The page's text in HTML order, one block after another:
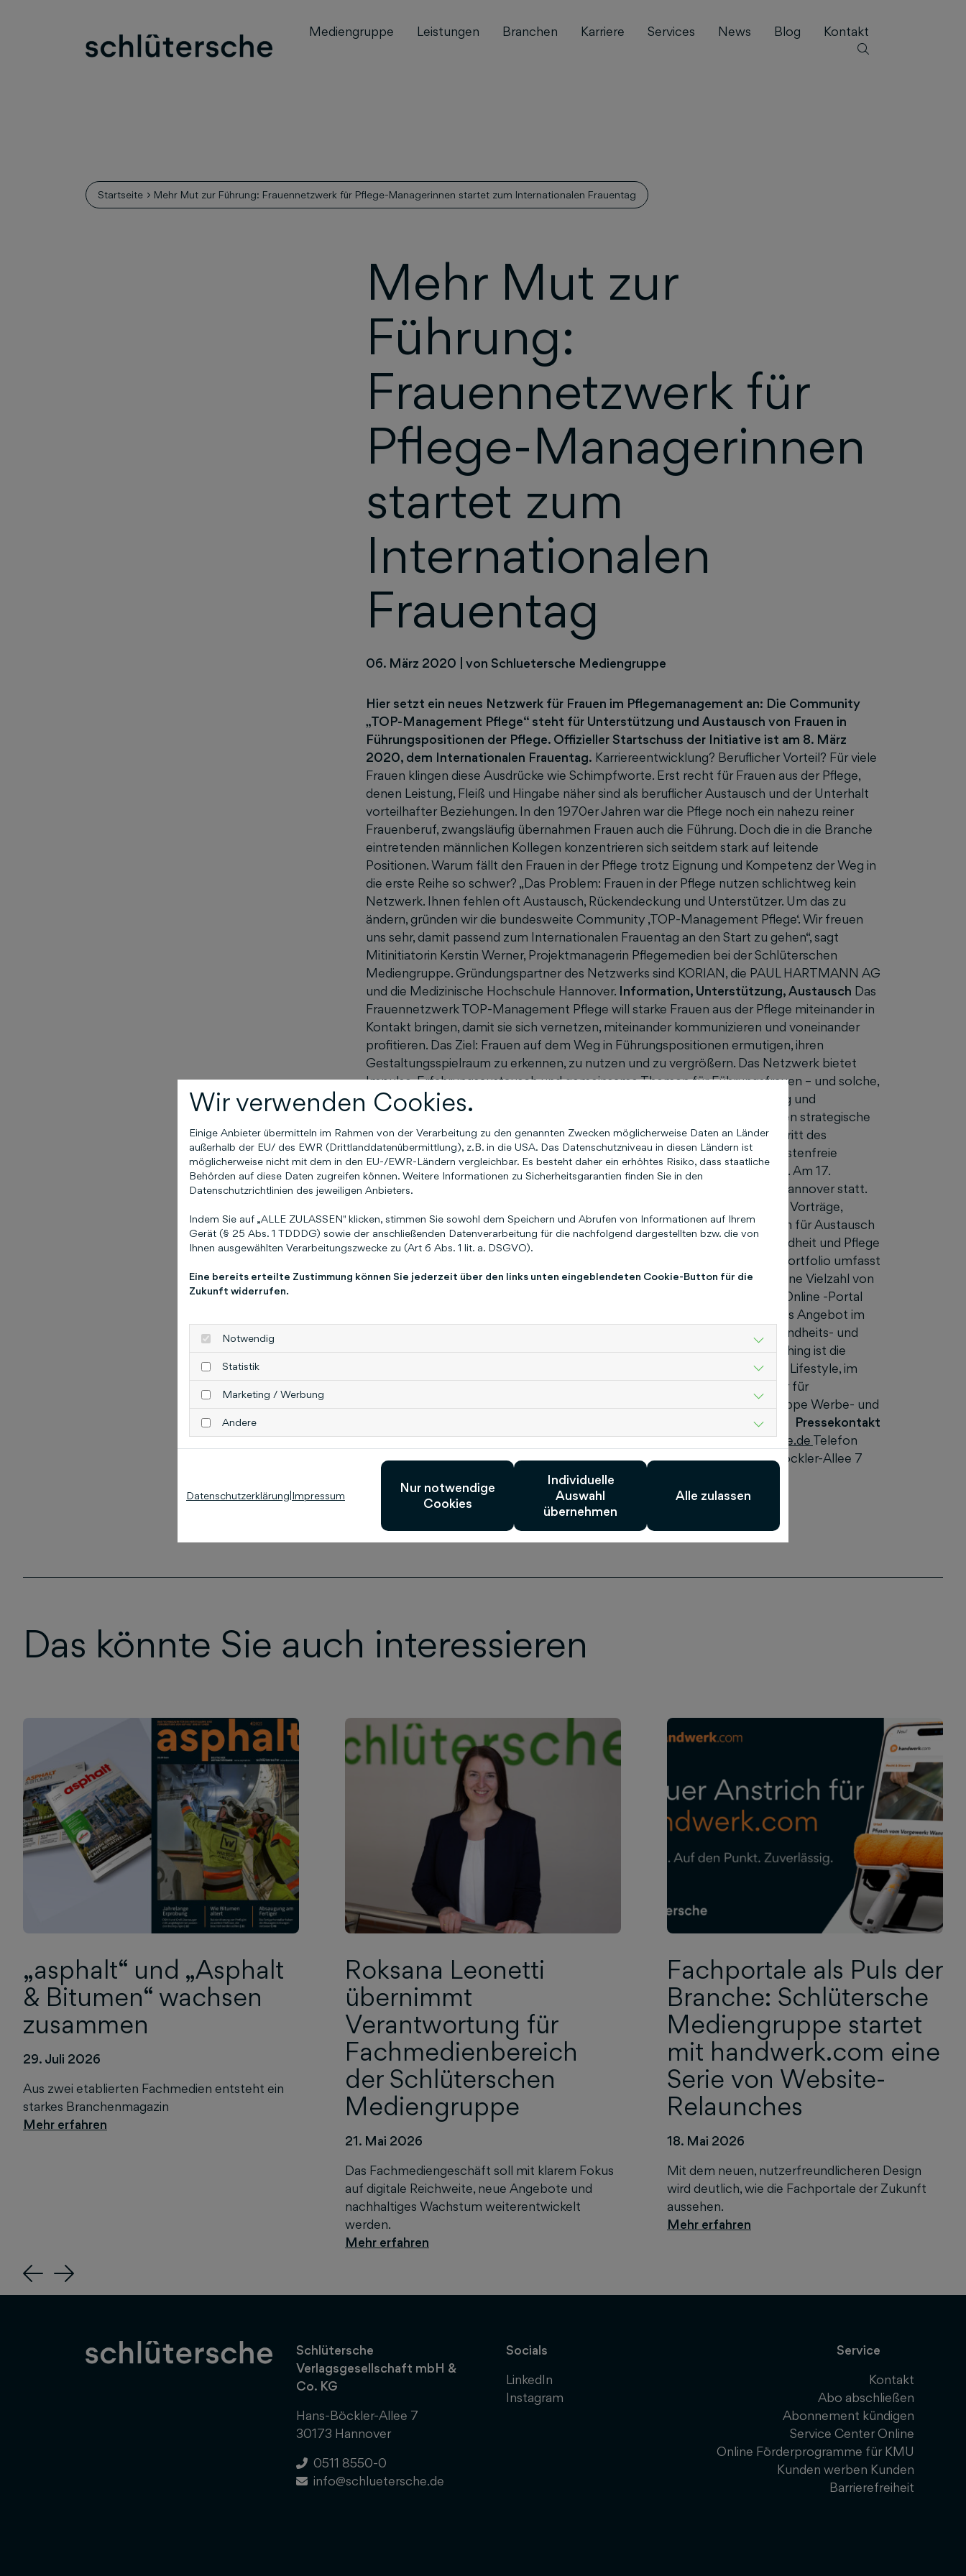
Mediengruppe Leistungen Branchen Karriere Services News Blog Kontakt
Startseite Mehr Mut zur Führung: Frauennetzwerk für Pflege-Managerinnen startet zum Internationalen Frauentag
Mehr Mut zur
Führung:
Frauennetzwerk für
Pflege-Managerinnen
startet zum
Internationalen
Frauentag
06. März 2020 von Schluetersche Mediengruppe
Hier setzt ein neues Netzwerk für Frauen im Pflegemanagement an: Die Community
„TOP-Management Pflege“ steht für Unterstützung und Austausch von Frauen in
Führungspositionen der Pflege. Offizieller Startschuss der Initiative ist am 8. März
2020, dem Internationalen Frauentag. Karriereentwicklung? Beruflicher Vorteil? Für viele
Frauen klingen diese Ausdrücke wie Schimpfworte. Erst recht für Frauen aus der Pflege,
denen Leistung, Fleiß und Hingabe näher sind als beruflicher Austausch und der Unterhalt
vorteilhafter Beziehungen. In den 1970er Jahren war die Pflege noch ein nahezu reiner
Frauenberuf, zwangsläufig übernahmen Frauen auch die Führung. Doch die in die Branche
eintretenden männlichen Kollegen konzentrieren sich seitdem stark auf leitende
Positionen. Warum fällt den Frauen in der Pflege trotz Eignung und Kompetenz der Weg in
die erste Reihe so schwer? „Das Problem: Frauen in der Pflege nutzen schlichtweg kein
Netzwerk. Ihnen fehlen oft Austausch, Rückendeckung und Unterstützer. Um das zu
ändern, gründen wir die bundesweite Community ‚TOP-Management Pflege‘. Wir freuen
uns sehr, damit passend zum Internationalen Frauentag an den Start zu gehen“, sagt
Mitinitiatorin Kerstin Werner, Projektmanagerin Pflegemedien bei der Schlüterschen
Mediengruppe. Gründungspartner des Netzwerks sind KORIAN, die PAUL HARTMANN AG
und die Medizinische Hochschule Hannover. Information, Unterstützung, Austausch Das
Frauennetzwerk TOP-Management Pflege will starke Frauen aus der Pflege miteinander in
Kontakt bringen, damit sie sich vernetzen, miteinander kommunizieren und voneinander
profitieren. Das Ziel: Frauen auf dem Weg in Führungspositionen ermutigen, ihren
Gestaltungsspielraum zu erkennen, zu nutzen und zu vergrößern. Das Netzwerk bietet
Impulse, Erfahrungsaustausch und gemeinsame Themen für Führungsfrauen – und solche,
die es werden wollen. Der Fokus liegt dabei auf Information, Unterstützung und
persönlichem Austausch. Bei Mentorinnen im Netzwerk können sich Frauen strategische
Ratschläge, aber auch emotionale Unterstützung suchen. Der Online-Auftritt des
Netzwerks mit allen wichtigen Informationen und dem Formular für die kostenfreie
Registrierung ist ab sofort zu finden unter https://topfrauen-netzwerk.de/ . Am 17.
September 2020 findet dann die erste eigene Netzwerkveranstaltung in Hannover statt.
Hier erwarten die Top-Frauen aus dem Pflegemanagement unter anderem Vorträge,
Workshops und Diskussionsrunden – und natürlich vielfältige Möglichkeiten für Austausch
und Kontaktpflege vor Ort.Über die Schlütersche
Das Themenfeld Gesundheit und Pflege
gehört zu den Kernkompetenzen der Schlüterschen Mediengruppe: Das Portfolio umfasst
in den Verlagsprogrammen Schlütersche Pflege und Brigitte Kunz Verlag eine Vielzahl von
Pflegemedien für die Praxis mit dem Schwerpunkt auf Fachbüchern, dem Online -Portal
pflegen-online.de und dem Magazin der Pflegekammer Rheinland Pfalz. Das Angebot im
esundheits- und
Pflegewirtschaft) erweitert. Über das Unternehmen Carry-On Trade Publishing ist die
Schlütersche mit LEBENLANG, dem digitalen Magazin für Gesundheit und Lifestyle, im
Bereich Digital Publishing aktiv. Die Schlütersche ist ein Mediendienstleister für
mittelständische Unternehmen. Für ihre Kunden entwickelt die Mediengruppe Werbe- und
Marketingkonzepte – digital, in Print oder crossmedial, alles aus einer Hand. Pressekontakt
Christiane Pitschke Unternehmenskommunikationpitschke@schluetersche.de Telefon
0511 8550-8355 Schlütersche Verlagsgesellschaft mbH & Co. KG Hans-Böckler-Allee 7
www.schluetersche.de
Das könnte Sie auch interessieren
„asphalt“ und „Asphalt
& Bitumen“ wachsen
zusammen
29. Juli 2026
Aus zwei etablierten Fachmedien entsteht ein
starkes Branchenmagazin
Roksana Leonetti
übernimmt
Verantwortung für
Fachmedienbereich
der Schlüterschen
Mediengruppe
21. Mai 2026
Das Fachmediengeschäft soll mit klarem Fokus
auf digitale Reichweite, neue Angebote und
nachhaltiges Wachstum weiterentwickelt
werden.
Fachportale als Puls der
Branche: Schlütersche
Mediengruppe startet
mit handwerk.com eine
Serie von Website-
Relaunches
18. Mai 2026
Mit dem neuen, nutzerfreundlicheren Design
wird deutlich, wie die Fachportale der Zukunft
aussehen.
Previous
Next
Schlütersche
Verlagsgesellschaft mbH &
Co. KG
Hans-Böckler-Allee 7
30173 Hannover
0511 8550-0
info@schluetersche.de
Socials
LinkedIn
Instagram
Service
Kontakt
Abo abschließen
Abonnement kündigen
Service Center Online
Online Förderprogramme für KMU
Kunden werben Kunden
Barrierefreiheit
Wir verwenden Cookies.
Einige Anbieter übermitteln im Rahmen von der Verarbeitung zu den genannten Zwecken möglicherweise Daten an Länder
außerhalb der EU/ des EWR (Drittlanddatenübermittlung), z.B. in die USA. Das Datenschutzniveau in diesen Ländern ist
möglicherweise nicht mit dem in den EU-/EWR-Ländern vergleichbar. Es besteht daher ein erhöhtes Risiko, dass staatliche
Behörden auf diese Daten zugreifen können. Weitere Informationen zu Sicherheitsgarantien finden Sie in den
Datenschutzrichtlinien des jeweiligen Anbieters.
Indem Sie auf „ALLE ZULASSEN" klicken, stimmen Sie sowohl dem Speichern und Abrufen von Informationen auf Ihrem
Gerät (§ 25 Abs. 1 TDDDG) sowie der anschließenden Datenverarbeitung für die nachfolgend dargestellten bzw. die von
Ihnen ausgewählten Verarbeitungszwecke zu (Art 6 Abs. 1 lit. a. DSGVO).
Eine bereits erteilte Zustimmung können Sie jederzeit über den links unten eingeblendeten Cookie-Button für die
Zukunft widerrufen.
Notwendig
Statistik
Marketing / Werbung
Andere
Datenschutzerklärung Impressum
Nur notwendige
Cookies
Individuelle
Auswahl
übernehmen
Alle zulassen